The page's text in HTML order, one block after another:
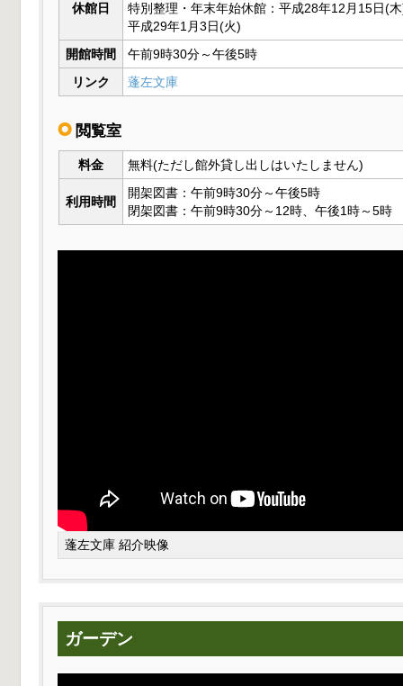
休館日
特別整理・年末年始休館：平成28年12月15日(
平成29年1月3日(火)
開館時間
午前9時30分～午後5時
リンク
蓬左文庫
閲覧室
料金 無料(ただし館外貸し出しはいたしません)
利用時間
開架図書：午前9時30分～午後5時
閉架図書：午前9時30分～12時、午後1時～5時
蓬左文庫 紹介映像
ガーデン